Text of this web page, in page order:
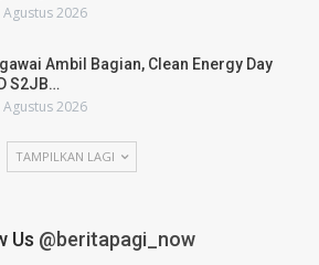
Agustus 2026
Ambil Bagian, Clean Energy Day
S2JB…
Agustus 2026
TAMPILKAN LAGI
Us @beritapagi_now